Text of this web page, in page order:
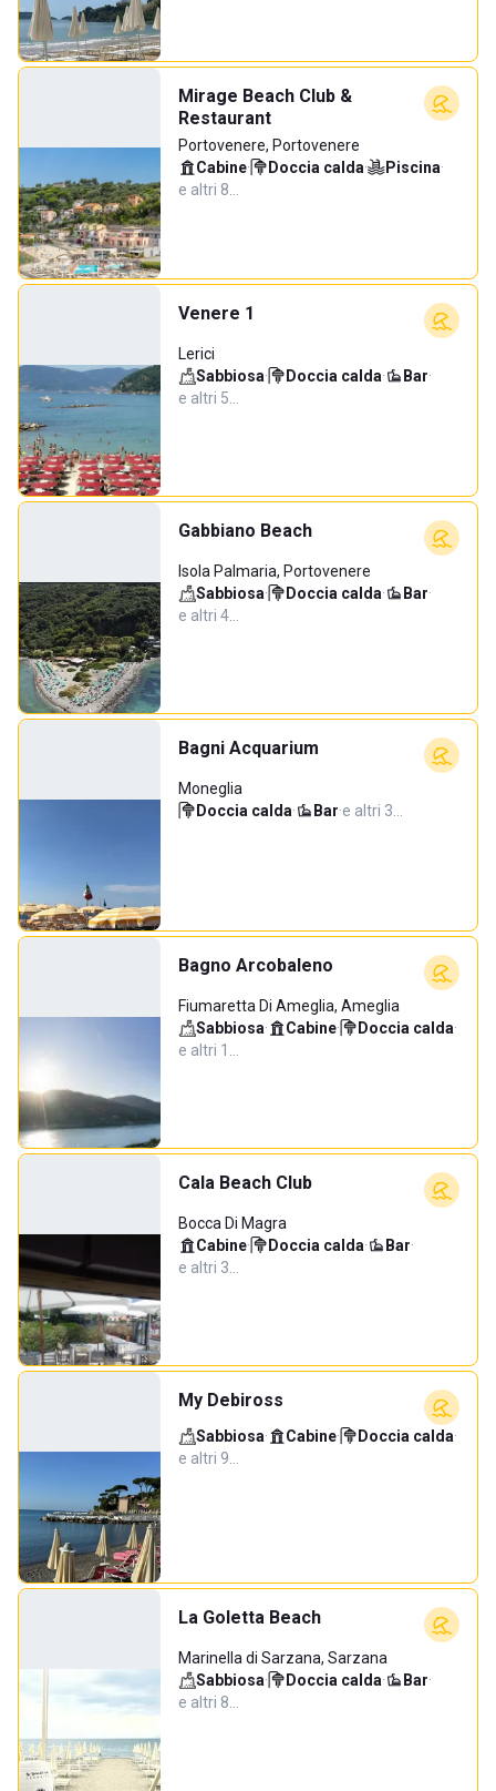
Mirage Beach Club &
Restaurant
Portovenere, Portovenere
Cabine· Doccia calda· Piscina·
e altri 8…
Venere 1
Lerici
Sabbiosa· Doccia calda· Bar·
e altri 5…
Gabbiano Beach
Isola Palmaria, Portovenere
Sabbiosa· Doccia calda· Bar·
e altri 4…
Bagni Acquarium
Moneglia
Doccia calda· Bar·e altri 3…
Bagno Arcobaleno
Fiumaretta Di Ameglia, Ameglia
Sabbiosa· Cabine· Doccia calda·
e altri 1…
Cala Beach Club
Bocca Di Magra
Cabine· Doccia calda· Bar·
e altri 3…
My Debiross
Sabbiosa· Cabine· Doccia calda·
e altri 9…
La Goletta Beach
Marinella di Sarzana, Sarzana
Sabbiosa· Doccia calda· Bar·
e altri 8…